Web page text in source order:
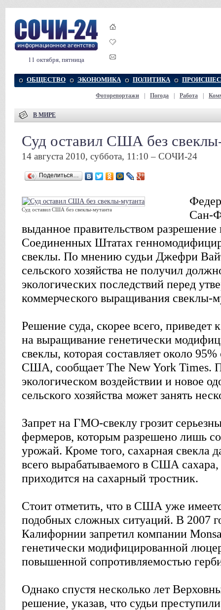
11 октября, пятница
ОБЩЕСТВО ЭКОНОМИКА ПОЛИТИКА
Фоторепортажи Погода Работа
В МИРЕ
Суд оставил США без
14 августа 2010, суббота, 11:10 – СОЧИ-24
Поделиться…
Суд оставил США без свеклы-мутанта
Сан-
выданное правительством
Соединенных Штатах
свеклы. По мнению судьи Джефри
сельского хозяйства не получил
экологических последствий перед
коммерческого выращивания свеклы-
Решение суда, скорее всего, приведет
на выращивание генетически
свеклы, которая составляет около
США, сообщает The New York Times.
экологическом воздействии и новое
сельского хозяйства может занять
Запрет на ГМО-свеклу грозит
фермеров, которым разрешено лишь
урожай. Кроме того, сахарная свекла
всего вырабатываемого в США сахара,
приходится на сахарный тростник.
Стоит отметить, что в США уже
подобных сложных ситуаций. В 2007
Калифорнии запретил компании
генетически модифицированной
повышенной сопротивляемостью
Однако спустя несколько лет
решение, указав, что судьи